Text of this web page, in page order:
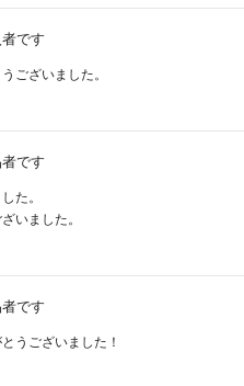
です
ございました。
です
た。
いました。
です
うございました！